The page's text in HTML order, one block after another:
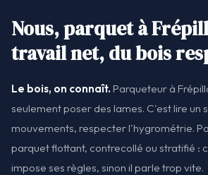
Nous, parquet à
travail net, du bois
Le bois, on connaît. Parqueteur à
seulement poser des lames. C'est lire un
mouvements, respecter l'hygrométrie.
parquet flottant, contrecollé ou stratifié :
impose ses règles, sinon il parle trop vite.